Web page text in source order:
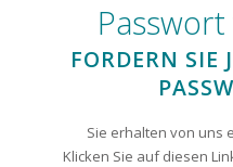
FORDERN SIE
Sie erhalten von uns
Klicken Sie auf diesen